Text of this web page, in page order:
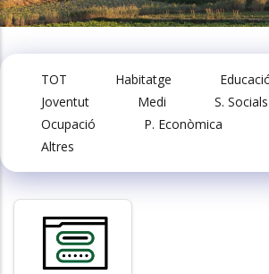
TOT Habitatge
Joventut
Medi
S. Socials
Ocupació
P. Econòmica
Altres